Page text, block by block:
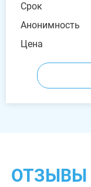
Срок
Анонимность
Цена
ОТЗЫВЫ